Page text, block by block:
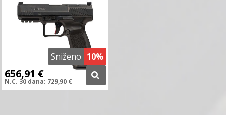
Sniženo 10%
656,91 €
N.C. 30 dana: 729,90 €